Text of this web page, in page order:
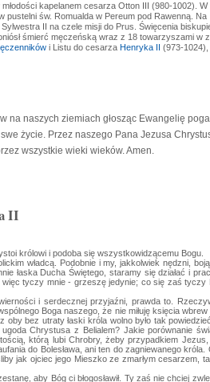
młodości kapelanem cesarza Otton III (980-1002). W
pustelni św. Romualda w Pereum pod Rawenną. Na
II na czele misji do Prus. Święcenia
śmierć męczeńską wraz z 18 towarzyszami w
i Listu do cesarza Henryka II (973-1024),
na naszych ziemiach głosząc Ewangelię
życie. Przez naszego Pana Jezusa
wszystkie wieki wieków. Amen.
II
królowi i podoba się wszystkowidzącemu Bogu.
władcą. Podobnie i my, jakkolwiek nędzni,
łaska Ducha Świętego, staramy się działać i
więc tyczy mnie - grzeszę jedynie; co się zaś tyczy
i serdecznej przyjaźni, prawda to.
Boga naszego, że nie miłuję księcia wbrew
bez utraty łaski króla wolno było tak
Chrystusa z Belialem? Jakie porównanie
którą lubi Chrobry, żeby przypadkiem
do Bolesława, ani ten do zagniewanego króla.
jak ojciec jego Mieszko ze zmarłym cesarzem,
aby Bóg ci błogosławił. Ty zaś nie chciej